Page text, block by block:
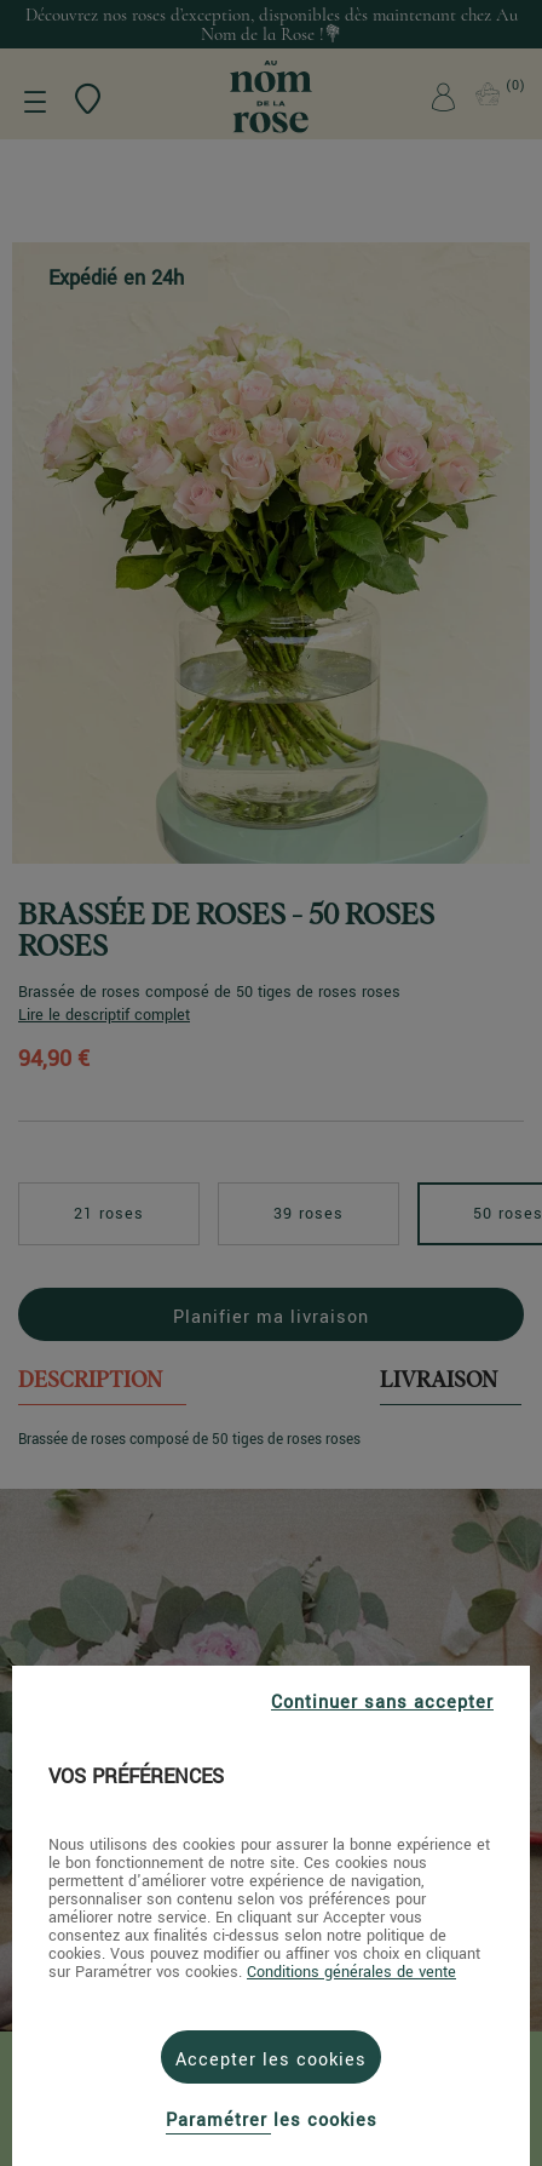
Découvrez nos roses d’exception, disponibles dès maintenant chez Au
Nom de la Rose !💐
0
Expédié en 24h
BRASSÉE DE ROSES - 50 ROSES
ROSES
Brassée de roses composé de 50 tiges de roses roses
Lire le descriptif complet
94,90 €
21 roses 39 roses 50 roses
Planifier ma livraison
DESCRIPTION LIVRAISON
Brassée de roses composé de 50 tiges de roses roses
L’entretien
du bouquet
Continuer sans accepter
VOS PRÉFÉRENCES
Nous utilisons des cookies pour assurer la bonne expérience et
le bon fonctionnement de notre site. Ces cookies nous
permettent d'améliorer votre expérience de navigation,
personnaliser son contenu selon vos préférences pour
améliorer notre service. En cliquant sur Accepter vous
consentez aux finalités ci-dessus selon notre politique de
cookies. Vous pouvez modifier ou affiner vos choix en cliquant
sur Paramétrer vos cookies. Conditions générales de vente
Accepter les cookies
Paramétrer les cookies